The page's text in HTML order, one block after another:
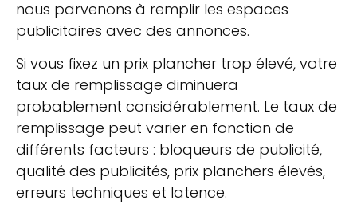
nous parvenons à remplir les espaces
publicitaires avec des annonces.
Si vous fixez un prix plancher trop élevé, votre
taux de remplissage diminuera
probablement considérablement. Le taux de
remplissage peut varier en fonction de
différents facteurs : bloqueurs de publicité,
qualité des publicités, prix planchers élevés,
erreurs techniques et latence.